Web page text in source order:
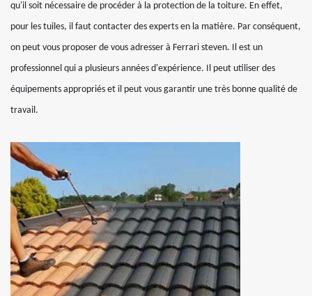
qu'il soit nécessaire de procéder à la protection de la toiture. En effet,
pour les tuiles, il faut contacter des experts en la matière. Par conséquent,
on peut vous proposer de vous adresser à Ferrari steven. Il est un
professionnel qui a plusieurs années d'expérience. Il peut utiliser des
équipements appropriés et il peut vous garantir une très bonne qualité de
travail.